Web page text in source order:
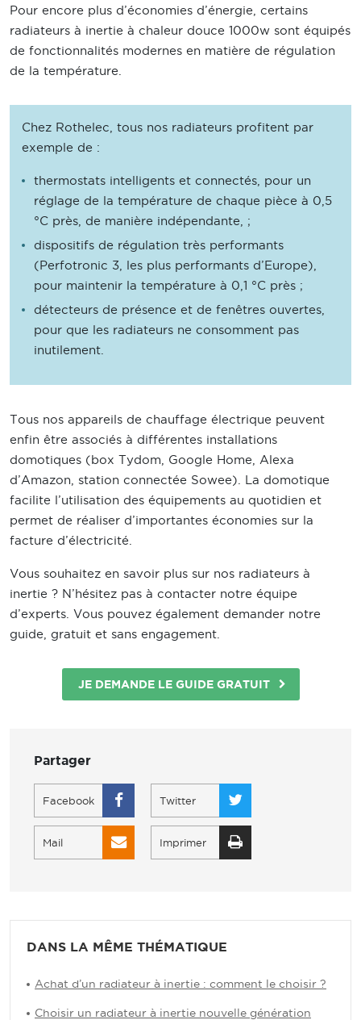
DANS LA MÊME THÉMATIQUE
Achat d’un radiateur à inertie : comment le choisir ?
Choisir un radiateur à inertie nouvelle génération
Pour encore plus d’économies d’énergie, certains
radiateurs à inertie à chaleur douce 1000w sont équipés
de fonctionnalités modernes en matière de régulation
de la température.
Chez Rothelec, tous nos radiateurs profitent par
exemple de :
thermostats intelligents et connectés, pour un
réglage de la température de chaque pièce à 0,5
°C près, de manière indépendante, ;
dispositifs de régulation très performants
(Perfotronic 3, les plus performants d’Europe),
pour maintenir la température à 0,1 °C près ;
détecteurs de présence et de fenêtres ouvertes,
pour que les radiateurs ne consomment pas
inutilement.
Tous nos appareils de chauffage électrique peuvent
enfin être associés à différentes installations
domotiques (box Tydom, Google Home, Alexa
d’Amazon, station connectée Sowee). La domotique
facilite l’utilisation des équipements au quotidien et
permet de réaliser d’importantes économies sur la
facture d’électricité.
Vous souhaitez en savoir plus sur nos radiateurs à
inertie ? N’hésitez pas à contacter notre équipe
d’experts. Vous pouvez également demander notre
guide, gratuit et sans engagement.
JE DEMANDE LE GUIDE GRATUIT
Partager
Facebook Twitter
Mail Imprimer